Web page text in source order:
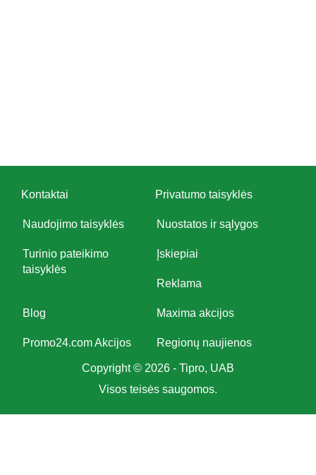
Kontaktai Privatumo taisyklės
Naudojimo taisyklės Nuostatos ir sąlygos
Turinio pateikimo
taisyklės
Įskiepiai
Reklama
Blog Maxima akcijos
Promo24.com Akcijos Regionų naujienos
Copyright © 2026 - Tipro, UAB
Visos teisės saugomos.